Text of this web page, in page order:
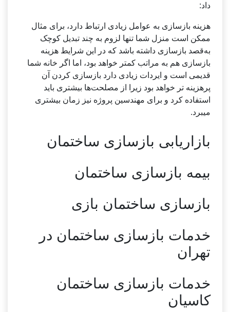
داد:
هزینه بازسازی به عوامل زیادی ارتباط دارد، برای مثال
ممکن است منزل شما تنها لزوم به چند تبدیل کوچک
به‌قصد بازسازی داشته باشد که در این شرایط هزینه
بازسازی هم به مراتب کمتر خواهد بود، اما اگر خانه شما
قدیمی است و ایردات زیادی دارد بازسازی کردن آن
پرهزینه تر خواهد بود زیرا از مصلحت‌ها بیشتری باید
استفاده کرد و برای مهندسین پروژه نیز زمان بیشتری
میبرد.
بازاریابی بازسازی ساختمان
بیمه بازسازی ساختمان
بازسازی ساختمان بازی
خدمات بازسازی ساختمان در
تهران
خدمات بازسازی ساختمان
کاسیان